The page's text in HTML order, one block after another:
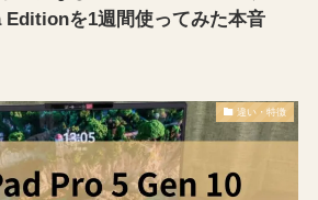
を1週間使ってみた本音
違い・特徴